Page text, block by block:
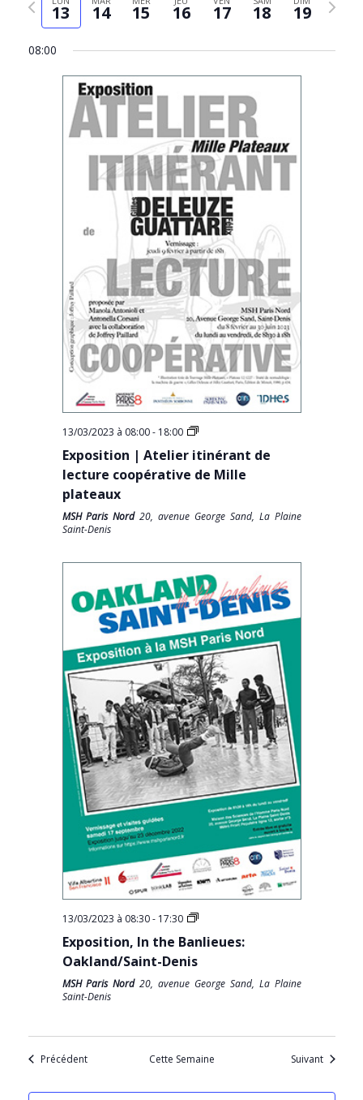
date
13 14 15 16 17 18 19
précédente
08:00
13/03/2023 à 08:00- 18:00
Exposition | Atelier itinérant de
lecture coopérative de Mille
plateaux
MSH Paris Nord20, avenue George Sand, La Plaine
Saint-Denis
13/03/2023 à 08:30- 17:30
Exposition, In the Banlieues:
Oakland/Saint-Denis
MSH Paris Nord20, avenue George Sand, La Plaine
Saint-Denis
Précédent Cette Semaine Suivant